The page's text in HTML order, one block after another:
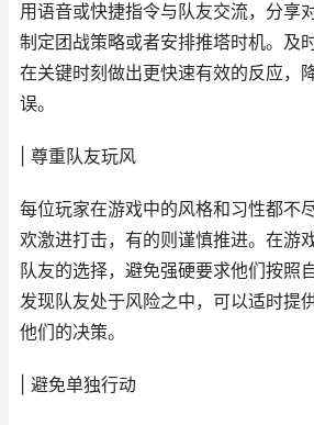
用语音或快捷指令与队友交流，分享
制定团战策略或者安排推塔时机。及
在关键时刻做出更快速有效的反应，
误。
| 尊重队友玩风
每位玩家在游戏中的风格和习性都不
欢激进打击，有的则谨慎推进。在游
队友的选择，避免强硬要求他们按照
发现队友处于风险之中，可以适时提
他们的决策。
| 避免单独行动